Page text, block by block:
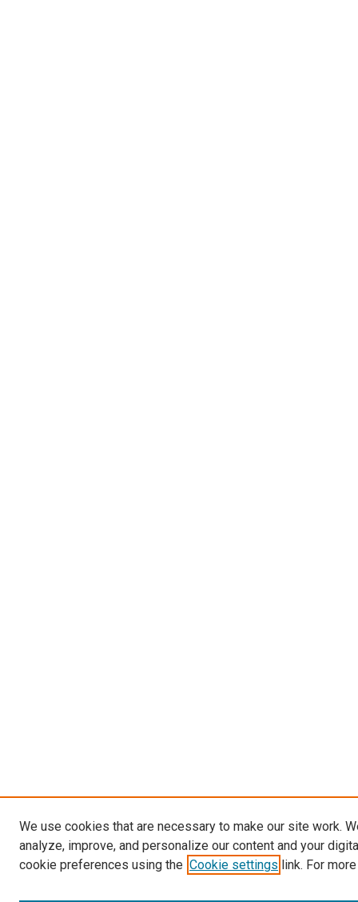
We use cookies that are necessary to make our site work.
analyze, improve, and personalize our content and your
cookie preferences using the Cookie settings link. For